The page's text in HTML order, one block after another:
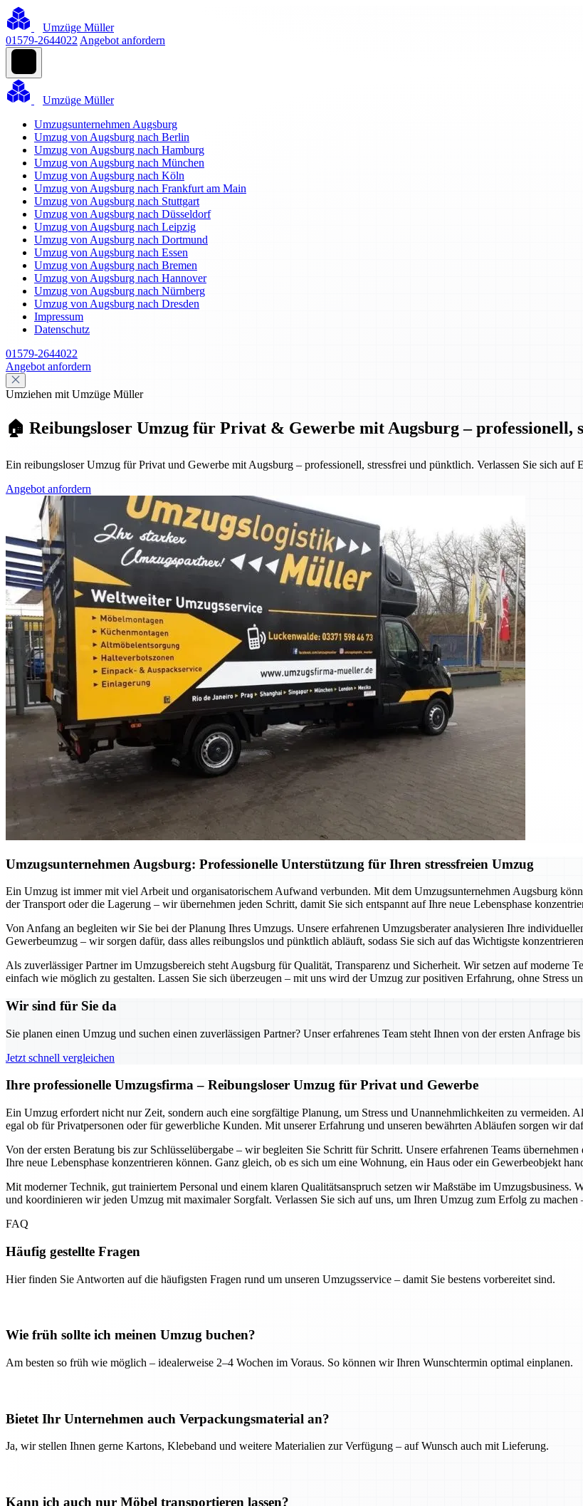
Umzüge Müller
01579-2644022 Angebot anfordern
Umzüge Müller
Umzugsunternehmen Augsburg
Umzug von Augsburg nach Berlin
Umzug von Augsburg nach Hamburg
Umzug von Augsburg nach München
Umzug von Augsburg nach Köln
Umzug von Augsburg nach Frankfurt am Main
Umzug von Augsburg nach Stuttgart
Umzug von Augsburg nach Düsseldorf
Umzug von Augsburg nach Leipzig
Umzug von Augsburg nach Dortmund
Umzug von Augsburg nach Essen
Umzug von Augsburg nach Bremen
Umzug von Augsburg nach Hannover
Umzug von Augsburg nach Nürnberg
Umzug von Augsburg nach Dresden
Impressum
Datenschutz
01579-2644022
Angebot anfordern
Umziehen mit Umzüge Müller
🏠 Reibungsloser Umzug für Privat & Gewerbe mit Augsburg – professionell,
Ein reibungsloser Umzug für Privat und Gewerbe mit Augsburg – professionell, stressfrei und pünktlich. Verlassen Sie sich auf
Angebot anfordern
Umzugsunternehmen Augsburg: Professionelle Unterstützung für Ihren stressfreien Umzug
Ein Umzug ist immer mit viel Arbeit und organisatorischem Aufwand verbunden. Mit dem Umzugsunternehmen Augsburg
der Transport oder die Lagerung – wir übernehmen jeden Schritt, damit Sie sich entspannt auf Ihre neue Lebensphase
Von Anfang an begleiten wir Sie bei der Planung Ihres Umzugs. Unsere erfahrenen Umzugsberater analysieren Ihre
Gewerbeumzug – wir sorgen dafür, dass alles reibungslos und pünktlich abläuft, sodass Sie sich auf das Wichtigste
Als zuverlässiger Partner im Umzugsbereich steht Augsburg für Qualität, Transparenz und Sicherheit. Wir setzen auf moderne
einfach wie möglich zu gestalten. Lassen Sie sich überzeugen – mit uns wird der Umzug zur positiven Erfahrung, ohne Stress
Wir sind für Sie da
Sie planen einen Umzug und suchen einen zuverlässigen Partner? Unser erfahrenes Team steht Ihnen von der ersten Anfrage
Jetzt schnell vergleichen
Ihre professionelle Umzugsfirma – Reibungsloser Umzug für Privat und Gewerbe
Ein Umzug erfordert nicht nur Zeit, sondern auch eine sorgfältige Planung, um Stress und Unannehmlichkeiten zu vermeiden.
egal ob für Privatpersonen oder für gewerbliche Kunden. Mit unserer Erfahrung und unseren bewährten Abläufen sorgen wir
Von der ersten Beratung bis zur Schlüsselübergabe – wir begleiten Sie Schritt für Schritt. Unsere erfahrenen Teams
Ihre neue Lebensphase konzentrieren können. Ganz gleich, ob es sich um eine Wohnung, ein Haus oder ein Gewerbeobjekt
Mit moderner Technik, gut trainiertem Personal und einem klaren Qualitätsanspruch setzen wir Maßstäbe im
und koordinieren wir jeden Umzug mit maximaler Sorgfalt. Verlassen Sie sich auf uns, um Ihren Umzug zum Erfolg zu machen
FAQ
Häufig gestellte Fragen
Hier finden Sie Antworten auf die häufigsten Fragen rund um unseren Umzugsservice – damit Sie bestens vorbereitet sind.
Wie früh sollte ich meinen Umzug buchen?
Am besten so früh wie möglich – idealerweise 2–4 Wochen im Voraus. So können wir Ihren Wunschtermin optimal einplanen.
Bietet Ihr Unternehmen auch Verpackungsmaterial an?
Ja, wir stellen Ihnen gerne Kartons, Klebeband und weitere Materialien zur Verfügung – auf Wunsch auch mit Lieferung.
Kann ich auch nur Möbel transportieren lassen?